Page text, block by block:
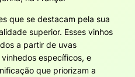
que se destacam pela sua
superior. Esses vinhos
a partir de uvas
específicos, e
que priorizam a